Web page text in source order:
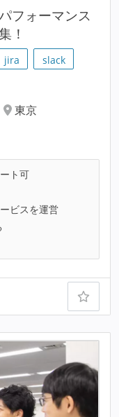
フォーマンス
！
jira
slack
東京
ト可
ビスを運営